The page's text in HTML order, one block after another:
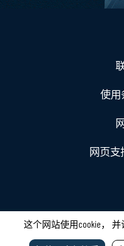
使用
网页支
这个网站使用cookie，